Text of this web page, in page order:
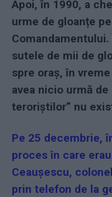
Apoi, în 1990, a
urme de gloanțe
sutele de mii de
spre oraș, în
avea nicio urmă
teroriștilor” nu
Pe 25 decembrie,
proces în care
Ceaușescu,
prin telefon de la